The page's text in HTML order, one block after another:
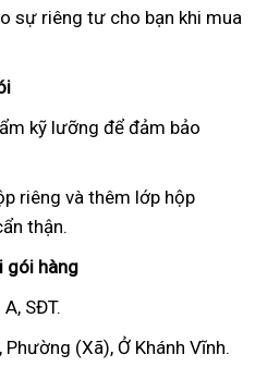
sự riêng tư cho bạn khi mua
kỹ lưỡng để đảm bảo
riêng và thêm lớp hộp
thận.
gói hàng
SĐT.
Phường (Xã), Ở Khánh Vĩnh.